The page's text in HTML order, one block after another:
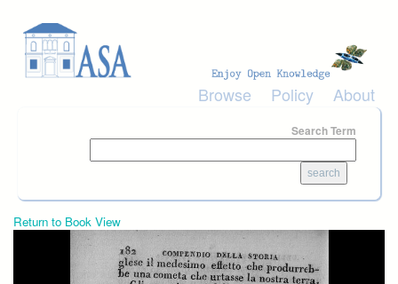
Browse Policy About
Search Term
Return to Book View